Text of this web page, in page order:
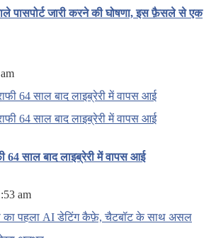
पासपोर्ट जारी करने की घोषणा, इस फ़ैसले से एक
64 साल बाद लाइब्रेरी में वापस आई
am